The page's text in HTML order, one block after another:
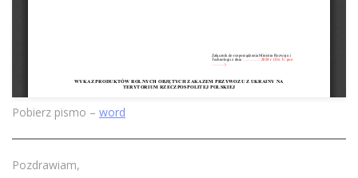
Pobierz pismo – word
Pozdrawiam,